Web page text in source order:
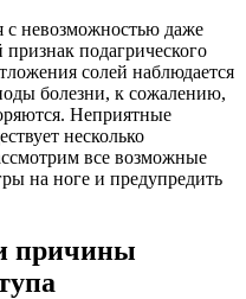
с невозможностью даже
подагрического
солей наблюдается
болезни, к сожалению,
Неприятные
несколько
все возможные
на ноге и предупредить
причины